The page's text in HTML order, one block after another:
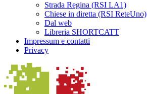
Strada Regina (RSI LA1)
Chiese in diretta (RSI ReteUno)
Dal web
Libreria SHORTCATT
Impressum e contatti
Privacy